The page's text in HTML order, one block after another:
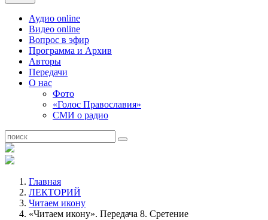
Аудио online
Видео online
Вопрос в эфир
Программа и Архив
Авторы
Передачи
О нас
Фото
«Голос Православия»
СМИ о радио
Главная
ЛЕКТОРИЙ
Читаем икону
«Читаем икону». Передача 8. Сретение